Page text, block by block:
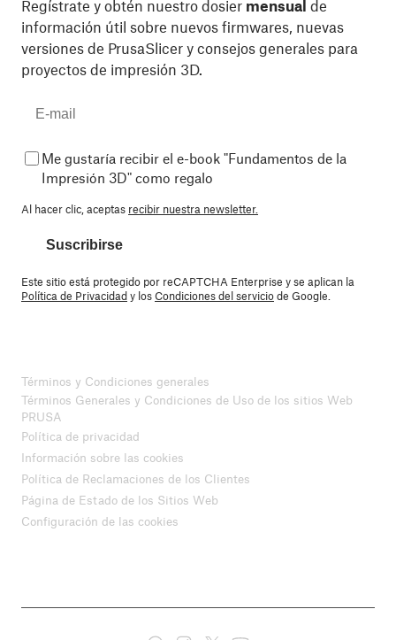
Regístrate y obtén nuestro dosier mensual de
información útil sobre nuevos firmwares, nuevas
versiones de PrusaSlicer y consejos generales para
proyectos de impresión 3D.
Me gustaría recibir el e-book "Fundamentos de la
Impresión 3D" como regalo
Al hacer clic, aceptas recibir nuestra newsletter.
Suscribirse
Este sitio está protegido por reCAPTCHA Enterprise y se aplican la
Política de Privacidady losCondiciones del serviciode Google.
Términos y Condiciones generales
Términos Generales y Condiciones de Uso de los sitios Web
PRUSA
Política de privacidad
Información sobre las cookies
Política de Reclamaciones de los Clientes
Página de Estado de los Sitios Web
Configuración de las cookies